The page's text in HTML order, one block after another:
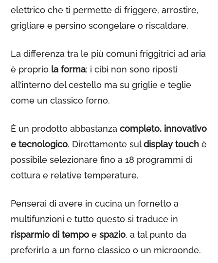
elettrico che ti permette di friggere, arrostire,
grigliare e persino scongelare o riscaldare.
La differenza tra le più comuni friggitrici ad aria
è proprio la forma: i cibi non sono riposti
all’interno del cestello ma su griglie e teglie
come un classico forno.
È un prodotto abbastanzacompleto, innovativo
e tecnologico. Direttamente suldisplay touch è
possibile selezionare fino a 18 programmi di
cottura e relative temperature.
Penserai di avere in cucina un fornetto a
multifunzioni e tutto questo si traduce in
risparmio di tempo espazio, a tal punto da
preferirlo a un forno classico o un microonde.